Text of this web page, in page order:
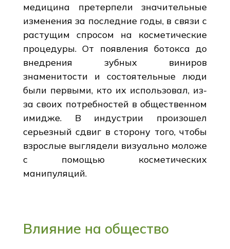
медицина претерпели значительные
изменения за последние годы, в связи с
растущим спросом на косметические
процедуры. От появления ботокса до
внедрения зубных виниров
знаменитости и состоятельные люди
были первыми, кто их использовал, из-
за своих потребностей в общественном
имидже. В индустрии произошел
серьезный сдвиг в сторону того, чтобы
взрослые выглядели визуально моложе
с помощью косметических
манипуляций.
Влияние на общество